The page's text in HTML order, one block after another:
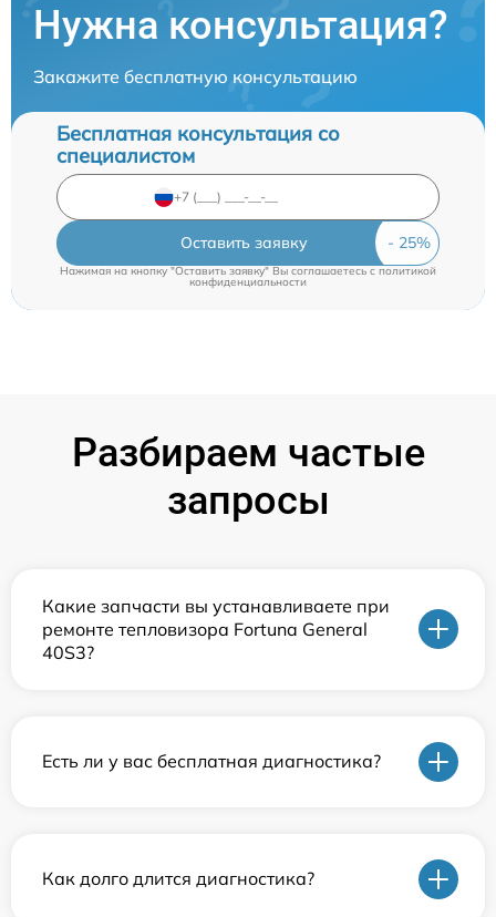
Нужна консультация?
Закажите бесплатную консультацию
Бесплатная консультация со
специалистом
Оставить заявку
Нажимая на кнопку "Оставить заявку" Вы соглашаетесь cполитикой
конфиденциальности
Разбираем частые
запросы
Какие запчасти вы устанавливаете при
ремонте тепловизора Fortuna General
40S3?
Есть ли у вас бесплатная диагностика?
Как долго длится диагностика?